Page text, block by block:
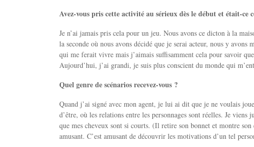
Avez-vous pris cette activité au sérieux dès le début et était-ce
Je n’ai jamais pris cela pour un jeu. Nous avons ce dicton à la
la seconde où nous avons décidé que je serai acteur, nous y
qui me ferait vivre mais j’aimais suffisamment cela pour savoir
Aujourd’hui, j’ai grandi, je suis plus conscient du monde qui
Quel genre de scénarios recevez-vous ?
Quand j’ai signé avec mon agent, je lui ai dit que je ne voulais
d’être, où les relations entre les personnages sont réelles. Je viens
que mes cheveux sont si courts. (Il retire son bonnet et montre
amusant. C’est amusant de découvrir les motivations d’un tel